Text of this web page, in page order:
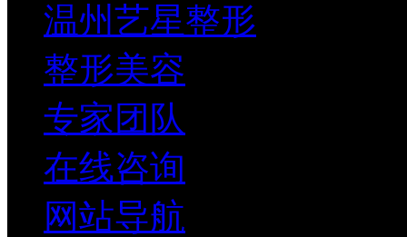
温州艺星整形
整形美容
专家团队
在线咨询
网站导航